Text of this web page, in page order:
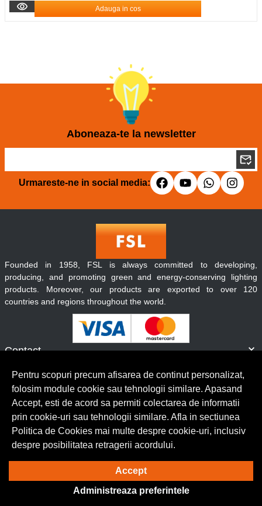
Adauga in cos
Aboneaza-te la newsletter
Urmareste-ne in social media:
Contact
Servicii clienti
Founded in 1958, FSL is always committed to developing,
producing, and promoting green and energy-conserving lighting
products. Moreover, our products are exported to over 120
countries and regions throughout the world.
© Copyright 2026 Lumilux. Toate drepturile rezervate.
Solutie eCommercepowered by
BrowserID:
Pentru scopuri precum afisarea de continut personalizat,
folosim module cookie sau tehnologii similare. Apasand
Accept, esti de acord sa permiti colectarea de informatii
prin cookie-uri sau tehnologii similare. Afla in sectiunea
Politica de Cookies mai multe despre cookie-uri, inclusiv
despre posibilitatea retragerii acordului.
Accept
Administreaza preferintele